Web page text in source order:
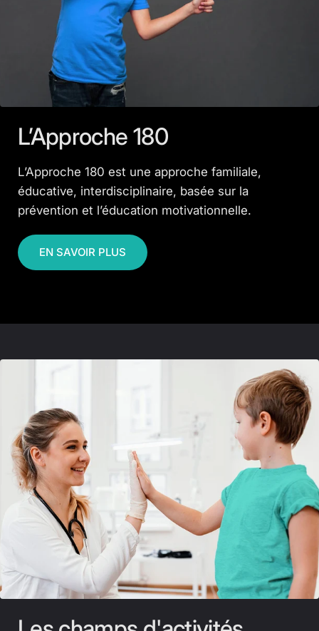
L’Approche 180
L’Approche 180 est une approche familiale,
éducative, interdisciplinaire, basée sur la
prévention et l’éducation motivationnelle.
EN SAVOIR PLUS